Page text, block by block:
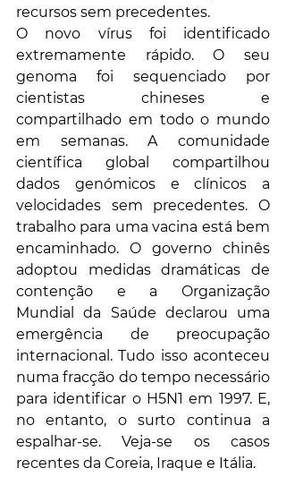
recursos sem precedentes.
O novo vírus foi identificado
extremamente rápido. O seu
genoma foi sequenciado por
cientistas chineses e
compartilhado em todo o mundo
em semanas. A comunidade
científica global compartilhou
dados genómicos e clínicos a
velocidades sem precedentes. O
trabalho para uma vacina está bem
encaminhado. O governo chinês
adoptou medidas dramáticas de
contenção e a Organização
Mundial da Saúde declarou uma
emergência de preocupação
internacional. Tudo isso aconteceu
numa fracção do tempo necessário
para identificar o H5N1 em 1997. E,
no entanto, o surto continua a
espalhar-se. Veja-se os casos
recentes da Coreia, Iraque e Itália.